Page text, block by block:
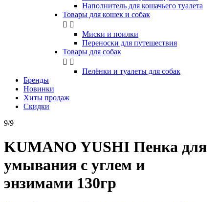
Наполнитель для кошачьего туалета
Товары для кошек и собак
 
Миски и поилки
Переноски для путешествия
Товары для собак
 
Пелёнки и туалеты для собак
Бренды
Новинки
Хиты продаж
Скидки
9/9
KUMANO YUSHI Пенка для
умывания с углем и
энзимами 130гр